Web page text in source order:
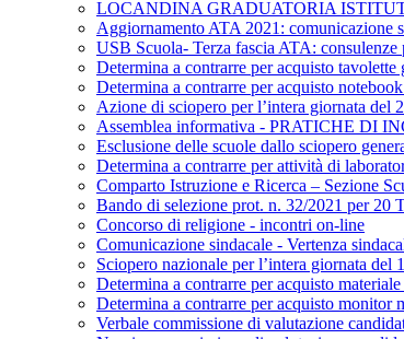
LOCANDINA GRADUATORIA
Aggiornamento ATA 2021: comunicazione
USB Scuola- Terza fascia ATA: consulenze
Determina a contrarre per acquisto
Determina a contrarre per acquisto
Azione di sciopero per l’intera giornata del
Assemblea informativa - PRATICHE DI
Esclusione delle scuole dallo sciopero
Determina a contrarre per attività di
Comparto Istruzione e Ricerca – Sezione
Bando di selezione prot. n. 32/2021 per 20
Concorso di religione - incontri on-line
Comunicazione sindacale - Vertenza
Sciopero nazionale per l’intera giornata del
Determina a contrarre per acquisto
Determina a contrarre per acquisto monitor
Verbale commissione di valutazione